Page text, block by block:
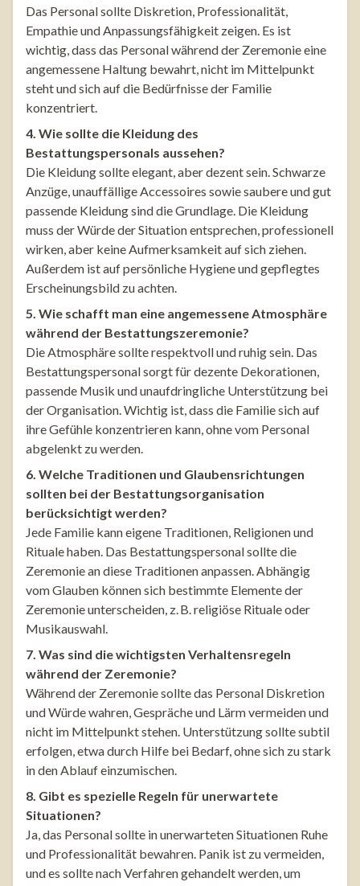
Das Personal sollte Diskretion, Professionalität,
Empathie und Anpassungsfähigkeit zeigen. Es ist
wichtig, dass das Personal während der Zeremonie eine
angemessene Haltung bewahrt, nicht im Mittelpunkt
steht und sich auf die Bedürfnisse der Familie
konzentriert.
4. Wie sollte die Kleidung des
Bestattungspersonals aussehen?
Die Kleidung sollte elegant, aber dezent sein. Schwarze
Anzüge, unauffällige Accessoires sowie saubere und gut
passende Kleidung sind die Grundlage. Die Kleidung
muss der Würde der Situation entsprechen, professionell
wirken, aber keine Aufmerksamkeit auf sich ziehen.
Außerdem ist auf persönliche Hygiene und gepflegtes
Erscheinungsbild zu achten.
5. Wie schafft man eine angemessene Atmosphäre
während der Bestattungszeremonie?
Die Atmosphäre sollte respektvoll und ruhig sein. Das
Bestattungspersonal sorgt für dezente Dekorationen,
passende Musik und unaufdringliche Unterstützung bei
der Organisation. Wichtig ist, dass die Familie sich auf
ihre Gefühle konzentrieren kann, ohne vom Personal
abgelenkt zu werden.
6. Welche Traditionen und Glaubensrichtungen
sollten bei der Bestattungsorganisation
berücksichtigt werden?
Jede Familie kann eigene Traditionen, Religionen und
Rituale haben. Das Bestattungspersonal sollte die
Zeremonie an diese Traditionen anpassen. Abhängig
vom Glauben können sich bestimmte Elemente der
Zeremonie unterscheiden, z. B. religiöse Rituale oder
Musikauswahl.
7. Was sind die wichtigsten Verhaltensregeln
während der Zeremonie?
Während der Zeremonie sollte das Personal Diskretion
und Würde wahren, Gespräche und Lärm vermeiden und
nicht im Mittelpunkt stehen. Unterstützung sollte subtil
erfolgen, etwa durch Hilfe bei Bedarf, ohne sich zu stark
in den Ablauf einzumischen.
8. Gibt es spezielle Regeln für unerwartete
Situationen?
Ja, das Personal sollte in unerwarteten Situationen Ruhe
und Professionalität bewahren. Panik ist zu vermeiden,
und es sollte nach Verfahren gehandelt werden, um